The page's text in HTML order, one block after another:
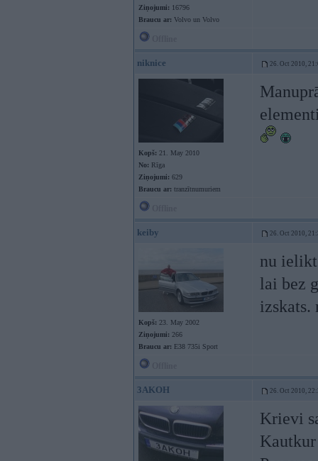
Ziņojumi: 16796
Braucu ar: Volvo un Volvo
niknice 26. Oct 2010,
Kopš: 21. May 2010
No: Rīga
Ziņojumi: 629
Braucu ar: tranzītnumuriem
keiby 26. Oct 2010,
Kopš: 23. May 2002
Ziņojumi: 266
Braucu ar: E38 735i Sport
nu
lai bez
izskats.
3AKOH 26. Oct 2010,
Krievi